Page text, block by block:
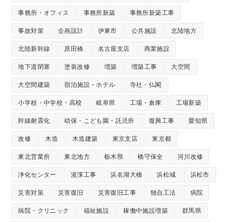
事務所・オフィス 事務所新築 事務所新築工事
事故対策 企画設計 伊東市 公共施設 北陸地方
北陸新幹線 原田橋 名古屋支店 商業施設
地下道閉塞 塗装改修 増築 増築工事 大空間
大空間建築 宿泊施設・ホテル 寺社・仏閣
小学校・中学校・高校 岐阜県 工場・倉庫 工場新築
幹線耐震化 幼保・こども園・託児所 復興工事 愛知県
改修 木造 木造建築 東京支店 東京都
東北営業所 東北地方 栃木県 橋守保全 河川改修
浄化センター 浚渫工事 浜名湖大橋 浜松城 浜松市
災害対策 災害復旧 災害復旧工事 独自工法 病院
病院・クリニック 福祉施設 稼働中施設増築 群馬県